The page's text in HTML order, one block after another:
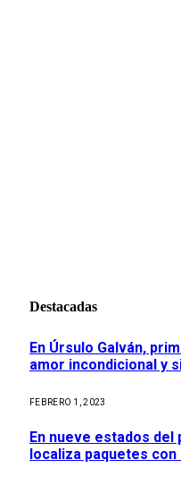
Destacadas
En Úrsulo Galván,
amor incondicional y
FEBRERO 1, 2023
En nueve estados del
localiza paquetes